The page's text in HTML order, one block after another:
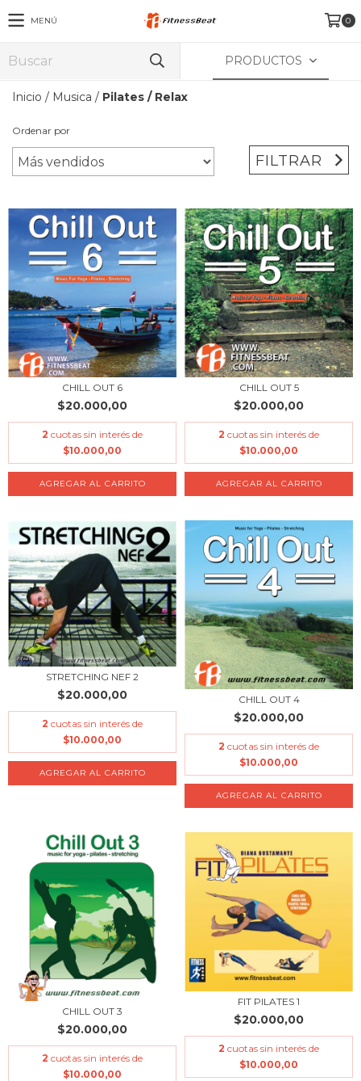
MENÚ 0
PRODUCTOS
Inicio / Musica / Pilates / Relax
Ordenar por
FILTRAR
CHILL OUT 6
$20.000,00
2 cuotas sin interés de
$10.000,00
CHILL OUT 5
$20.000,00
2 cuotas sin interés de
$10.000,00
STRETCHING NEF 2
$20.000,00
2 cuotas sin interés de
$10.000,00
CHILL OUT 4
$20.000,00
2 cuotas sin interés de
$10.000,00
CHILL OUT 3
$20.000,00
2 cuotas sin interés de
$10.000,00
FIT PILATES 1
$20.000,00
2 cuotas sin interés de
$10.000,00